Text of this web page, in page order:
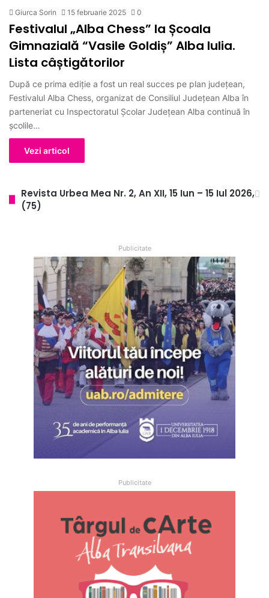
Giurca Sorin 15 februarie 2025 0
Festivalul „Alba Chess” la Școala
Gimnazială “Vasile Goldiș” Alba Iulia.
Lista câștigătorilor
După ce prima ediție a fost un real succes pe plan județean,
Festivalul Alba Chess, organizat de Consiliul Judeţean Alba în
parteneriat cu Inspectoratul Şcolar Judeţean Alba continuă în
școlile…
Vezi articol
Revista Urbea Mea Nr. 2, An XII, 15 Iun – 15 Iul 2026,
(75)
Publicitate
Publicitate